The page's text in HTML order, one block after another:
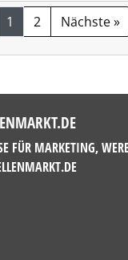
1 2 Nächste »
FÜR MARKETING,